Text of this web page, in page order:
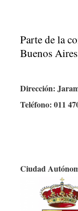
Parte de la
Buenos
Dirección:
Teléfono: 011
Ciudad